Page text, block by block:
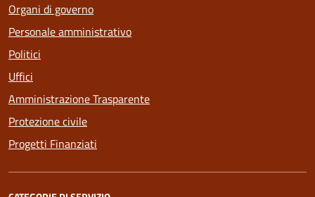
Organi di governo
Personale amministrativo
Politici
Uffici
Amministrazione Trasparente
Protezione civile
Progetti Finanziati